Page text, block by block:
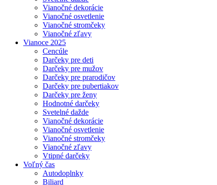
Vianočné dekorácie
Vianočné osvetlenie
Vianočné stromčeky
Vianočné zľavy
Vianoce 2025
Cencúle
Darčeky pre deti
Darčeky pre mužov
Darčeky pre prarodičov
Darčeky pre pubertiakov
Darčeky pre ženy
Hodnotné darčeky
Svetelné dažde
Vianočné dekorácie
Vianočné osvetlenie
Vianočné stromčeky
Vianočné zľavy
Vtipné darčeky
Voľný čas
Autodoplnky
Biliard